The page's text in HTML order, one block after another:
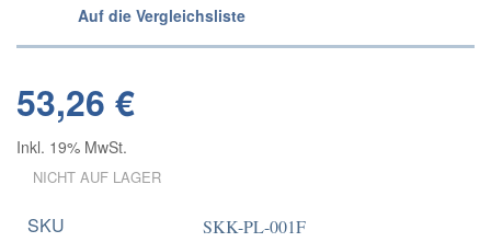
Auf die Vergleichsliste
53,26 €
Inkl. 19% MwSt.
NICHT AUF LAGER
SKU SKK-PL-001F